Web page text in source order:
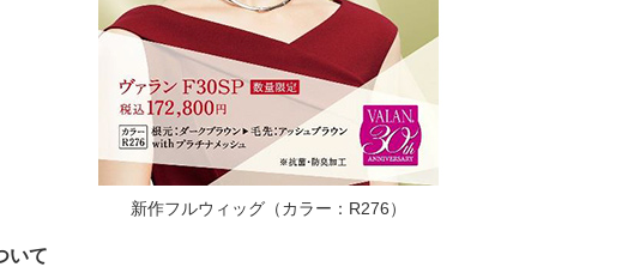
新作フルウィッグ（カラー：R276）
いて